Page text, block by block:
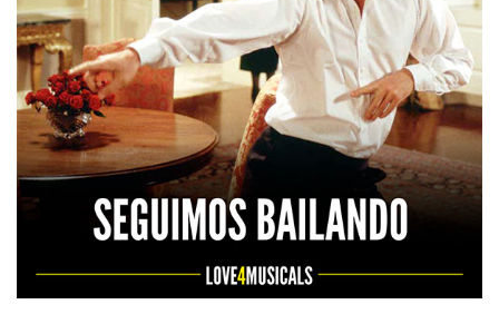
PROTAGONISTAS
+ CINE X FAVOR
VARIOS